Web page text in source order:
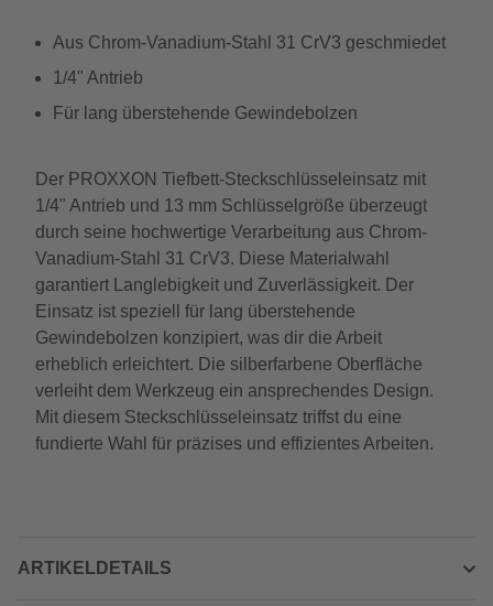
Aus Chrom-Vanadium-Stahl 31 CrV3 geschmiedet
1/4" Antrieb
Für lang überstehende Gewindebolzen
Der PROXXON Tiefbett-Steckschlüsseleinsatz mit
1/4" Antrieb und 13 mm Schlüsselgröße überzeugt
durch seine hochwertige Verarbeitung aus Chrom-
Vanadium-Stahl 31 CrV3. Diese Materialwahl
garantiert Langlebigkeit und Zuverlässigkeit. Der
Einsatz ist speziell für lang überstehende
Gewindebolzen konzipiert, was dir die Arbeit
erheblich erleichtert. Die silberfarbene Oberfläche
verleiht dem Werkzeug ein ansprechendes Design.
Mit diesem Steckschlüsseleinsatz triffst du eine
fundierte Wahl für präzises und effizientes Arbeiten.
ARTIKELDETAILS